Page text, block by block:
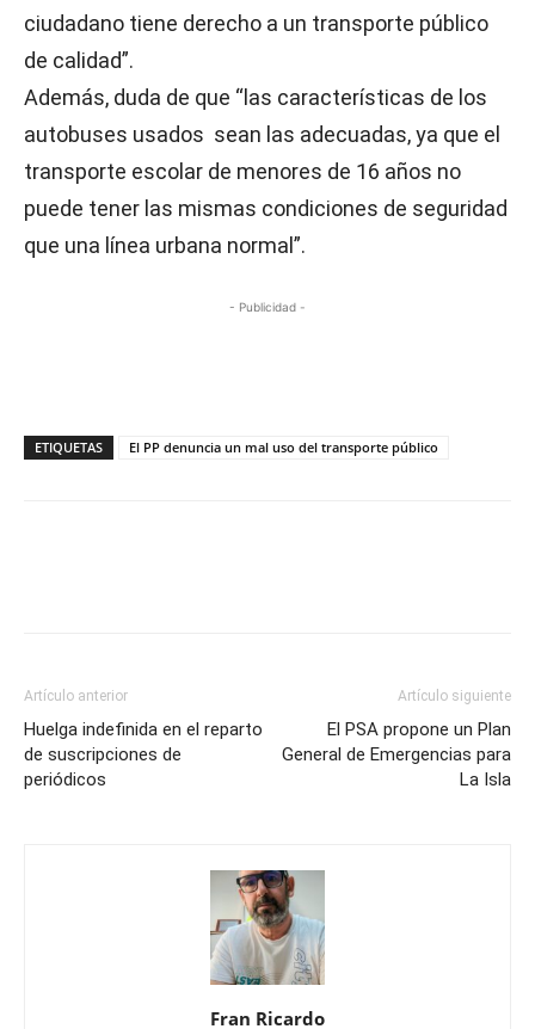
ciudadano tiene derecho a un transporte público
de calidad”.
Además, duda de que “las características de los
autobuses usados sean las adecuadas, ya que el
transporte escolar de menores de 16 años no
puede tener las mismas condiciones de seguridad
que una línea urbana normal”.
- Publicidad -
ETIQUETAS El PP denuncia un mal uso del transporte público
Artículo anterior
Huelga indefinida en el reparto
de suscripciones de
periódicos
Artículo siguiente
El PSA propone un Plan
General de Emergencias para
La Isla
Fran Ricardo